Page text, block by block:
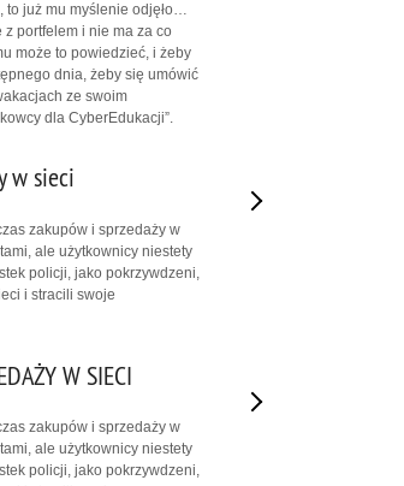
to już mu myślenie odjęło…
portfelem i nie ma za co
może to powiedzieć, i żeby
dnia, żeby się umówić
ze swoim
dla CyberEdukacji”.
w sieci
zakupów i sprzedaży w
ale użytkownicy niestety
policji, jako pokrzywdzeni,
i stracili swoje
W SIECI
zakupów i sprzedaży w
ale użytkownicy niestety
policji, jako pokrzywdzeni,